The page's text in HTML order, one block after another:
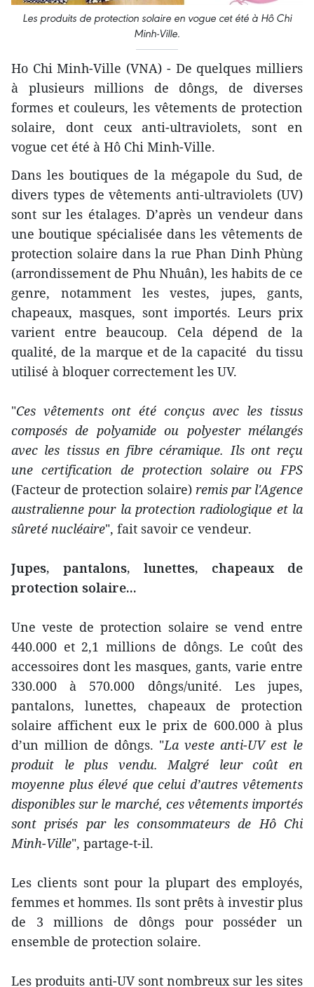
Les produits de protection solaire en vogue cet été à Hô Chi
Minh-Ville.
Ho Chi Minh-Ville (VNA) - De quelques milliers
à plusieurs millions de dôngs, de diverses
formes et couleurs, les vêtements de protection
solaire, dont ceux anti-ultraviolets, sont en
vogue cet été à Hô Chi Minh-Ville.
Dans les boutiques de la mégapole du Sud, de
divers types de vêtements anti-ultraviolets (UV)
sont sur les étalages. D’après un vendeur dans
une boutique spécialisée dans les vêtements de
protection solaire dans la rue Phan Dinh Phùng
(arrondissement de Phu Nhuân), les habits de ce
genre, notamment les vestes, jupes, gants,
chapeaux, masques, sont importés. Leurs prix
varient entre beaucoup. Cela dépend de la
qualité, de la marque et de la capacité du tissu
utilisé à bloquer correctement les UV.
"Ces vêtements ont été conçus avec les tissus
composés de polyamide ou polyester mélangés
avec les tissus en fibre céramique. Ils ont reçu
une certification de protection solaire ou FPS
(Facteur de protection solaire) remis par l'Agence
australienne pour la protection radiologique et la
sûreté nucléaire", fait savoir ce vendeur.
Jupes, pantalons, lunettes, chapeaux de
protection solaire...
Une veste de protection solaire se vend entre
440.000 et 2,1 millions de dôngs. Le coût des
accessoires dont les masques, gants, varie entre
330.000 à 570.000 dôngs/unité. Les jupes,
pantalons, lunettes, chapeaux de protection
solaire affichent eux le prix de 600.000 à plus
d’un million de dôngs. "La veste anti-UV est le
produit le plus vendu. Malgré leur coût en
moyenne plus élevé que celui d’autres vêtements
disponibles sur le marché, ces vêtements importés
sont prisés par les consommateurs de Hô Chi
Minh-Ville", partage-t-il.
Les clients sont pour la plupart des employés,
femmes et hommes. Ils sont prêts à investir plus
de 3 millions de dôngs pour posséder un
ensemble de protection solaire.
Les produits anti-UV sont nombreux sur les sites